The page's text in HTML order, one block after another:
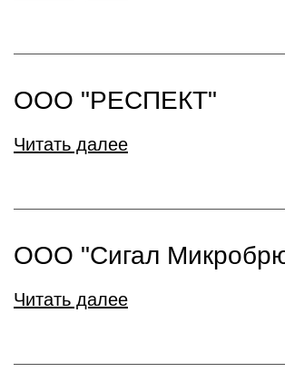
ООО "РЕСПЕКТ"
Читать далее
ООО "Сигал
Читать далее